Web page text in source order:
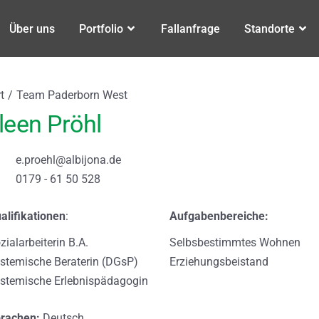
Über uns Portfolio Fallanfrage Standorte
sich hier:
Team Paderborn West
Pröhl
e.proehl@albijona.de
0179 - 61 50 528
:
B.A.
Beraterin (DGsP)
Erlebnispädagogin
Aufgabenbereiche:
Selbsbestimmtes Wohnen
Erziehungsbeistand